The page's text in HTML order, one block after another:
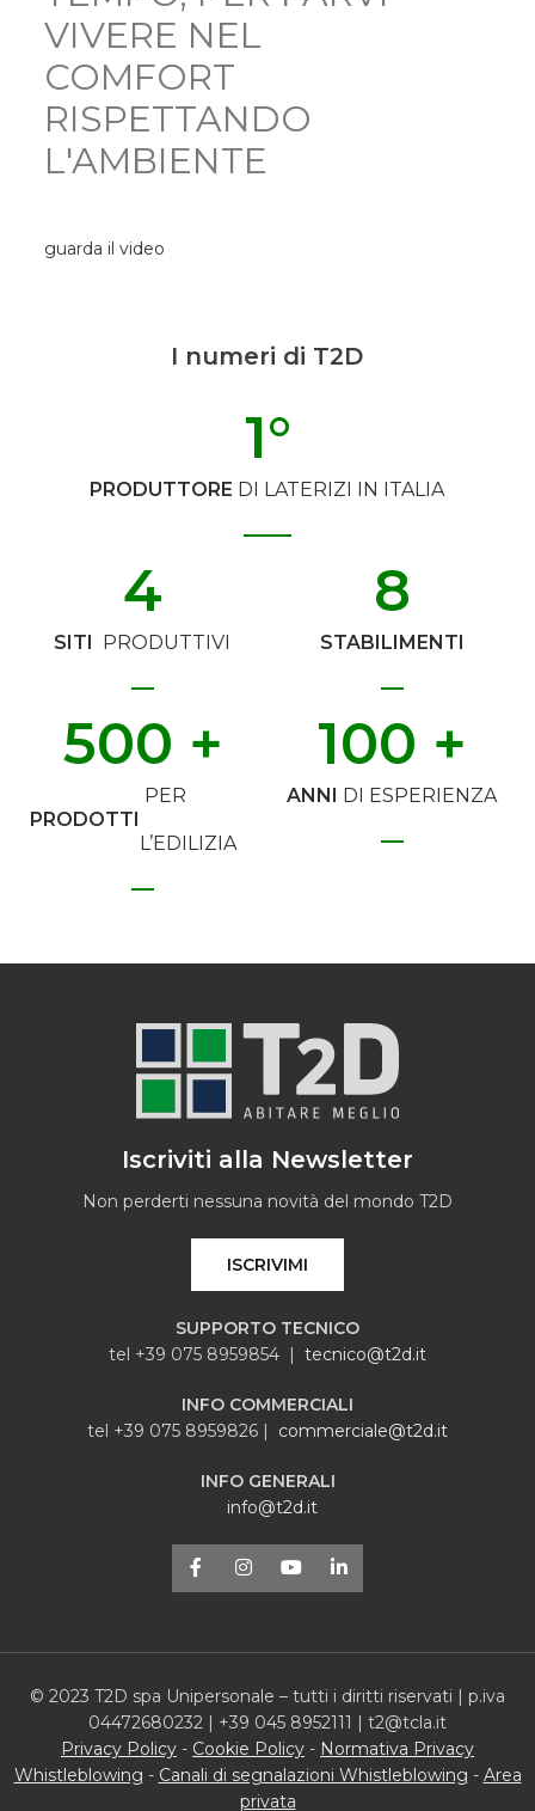
VIVERE NEL
COMFORT
RISPETTANDO
L'AMBIENTE
guarda il video
I numeri di T2D
PRODUTTORE DI LATERIZI IN ITALIA
1°
SITI PRODUTTIVI
4
STABILIMENTI
8
PRODOTTI
PER
L’EDILIZIA
500 +
ANNI DI ESPERIENZA
100 +
Iscriviti alla Newsletter
Non perderti nessuna novità del mondo T2D
ISCRIVIMI
SUPPORTO TECNICO
tel +39 075 8959854 | tecnico@t2d.it
INFO COMMERCIALI
tel +39 075 8959826 | commerciale@t2d.it
INFO GENERALI
info@t2d.it
© 2023 T2D spa Unipersonale – tutti i diritti riservati | p.iva
04472680232 | +39 045 8952111 | t2@tcla.it
Privacy Policy - Cookie Policy - Normativa Privacy
Whistleblowing - Canali di segnalazioni Whistleblowing - Area
privata